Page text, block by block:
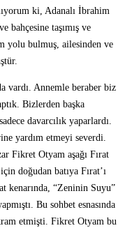
ki, Adanalı İbrahim
bahçesine taşımış ve
yolu bulmuş, ailesinden ve
vardı. Annemle beraber biz
Bizlerden başka
davarcılık yaparlardı.
yardım etmeyi severdi.
Fikret Otyam aşağı Fırat
doğudan batıya Fırat’ı
kenarında, “Zeninin Suyu”
Bu sohbet esnasında
etmişti. Fikret Otyam bu